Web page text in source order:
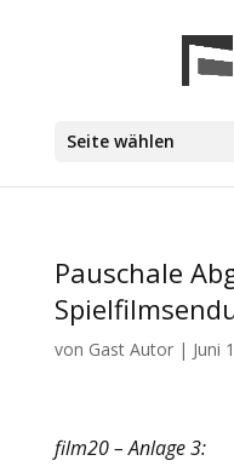
Seite wählen
Pauschale
von Gast Autor| Juni
film20 – Anlage 3: